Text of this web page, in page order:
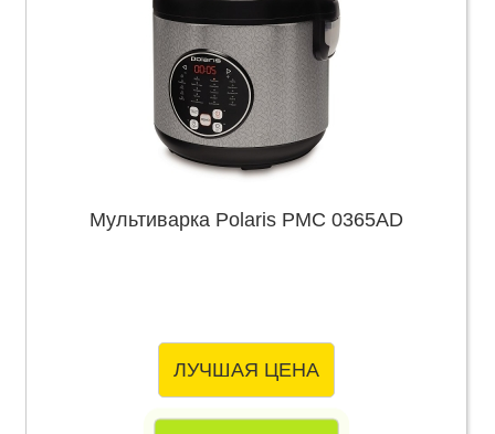
Мультиварка Polaris PMC 0365AD
ЛУЧШАЯ ЦЕНА